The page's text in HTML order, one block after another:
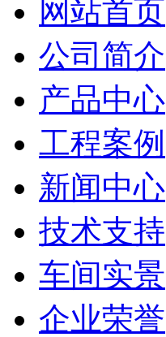
网站首页
公司简介
产品中心
工程案例
新闻中心
技术支持
车间实景
企业荣誉